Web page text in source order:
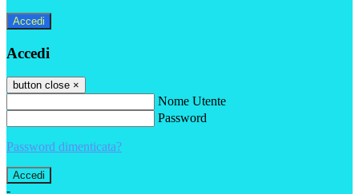
Accedi
Accedi
button close ×
Nome Utente
Password
Password dimenticata?
-